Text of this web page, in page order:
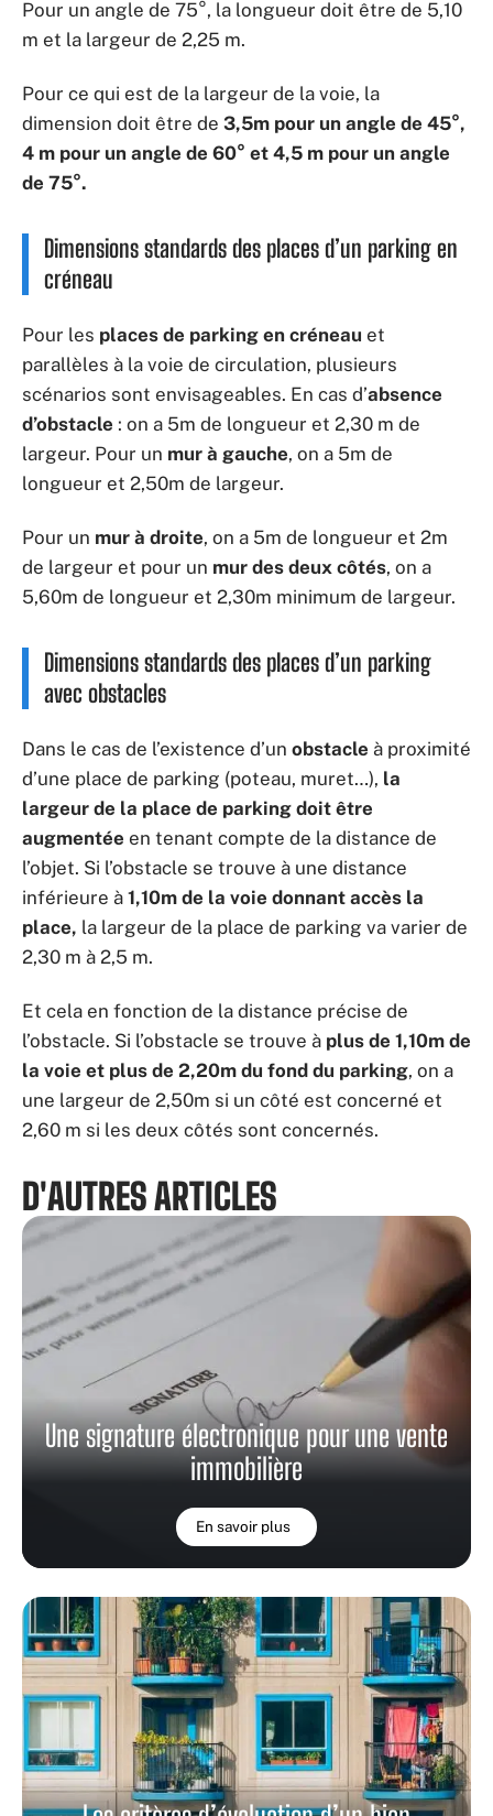
Pour un angle de 75°, la longueur doit être de 5,10
m et la largeur de 2,25 m.
Pour ce qui est de la largeur de la voie, la
dimension doit être de 3,5m pour un angle de 45°,
4 m pour un angle de 60° et 4,5 m pour un angle
de 75°.
Dimensions standards des places d’un parking en
créneau
Pour les places de parking en créneau et
parallèles à la voie de circulation, plusieurs
scénarios sont envisageables. En cas d’absence
d’obstacle : on a 5m de longueur et 2,30 m de
largeur. Pour un mur à gauche, on a 5m de
longueur et 2,50m de largeur.
Pour un mur à droite, on a 5m de longueur et 2m
de largeur et pour un mur des deux côtés, on a
5,60m de longueur et 2,30m minimum de largeur.
Dimensions standards des places d’un parking
avec obstacles
Dans le cas de l’existence d’un obstacle à proximité
d’une place de parking (poteau, muret…), la
largeur de la place de parking doit être
augmentée en tenant compte de la distance de
l’objet. Si l’obstacle se trouve à une distance
inférieure à 1,10m de la voie donnant accès la
place, la largeur de la place de parking va varier de
2,30 m à 2,5 m.
Et cela en fonction de la distance précise de
l’obstacle. Si l’obstacle se trouve à plus de 1,10m de
la voie et plus de 2,20m du fond du parking, on a
une largeur de 2,50m si un côté est concerné et
2,60 m si les deux côtés sont concernés.
D'AUTRES ARTICLES
Une signature électronique pour une vente
immobilière
En savoir plus